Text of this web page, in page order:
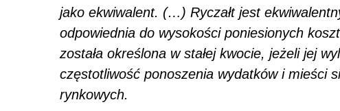
jako ekwiwalent. (…) Ryczałt jest
odpowiednia do wysokości poniesionych
została określona w stałej kwocie, jeżeli jej
częstotliwość ponoszenia wydatków i mieści
rynkowych.